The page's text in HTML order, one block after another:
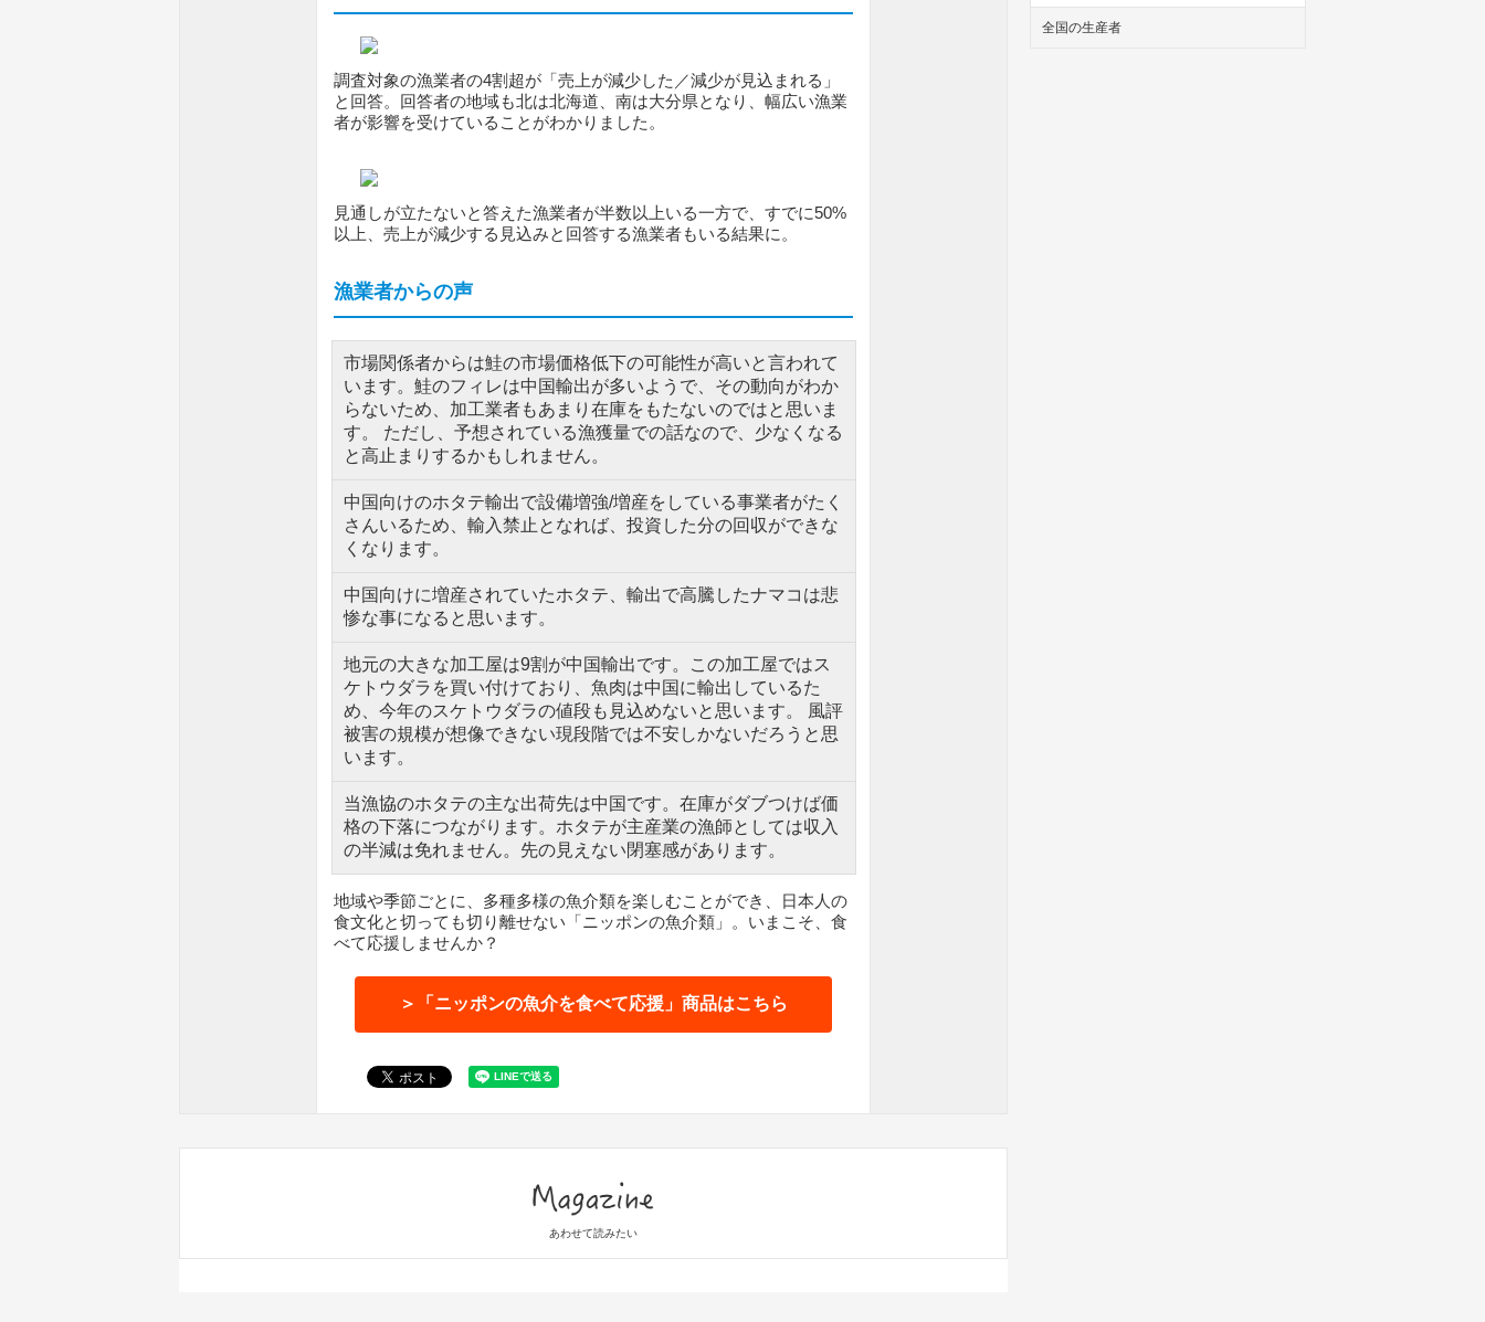
調査対象の漁業者の4割超が「売上が減少した／減少が見込まれる」
と回答。回答者の地域も北は北海道、南は大分県となり、幅広い漁業
者が影響を受けていることがわかりました。
見通しが立たないと答えた漁業者が半数以上いる一方で、すでに50%
以上、売上が減少する見込みと回答する漁業者もいる結果に。
漁業者からの声
市場関係者からは鮭の市場価格低下の可能性が高いと言われて
います。鮭のフィレは中国輸出が多いようで、その動向がわか
らないため、加工業者もあまり在庫をもたないのではと思いま
す。 ただし、予想されている漁獲量での話なので、少なくなる
と高止まりするかもしれません。
中国向けのホタテ輸出で設備増強/増産をしている事業者がたく
さんいるため、輸入禁止となれば、投資した分の回収ができな
くなります。
中国向けに増産されていたホタテ、輸出で高騰したナマコは悲
惨な事になると思います。
地元の大きな加工屋は9割が中国輸出です。この加工屋ではス
ケトウダラを買い付けており、魚肉は中国に輸出しているた
め、今年のスケトウダラの値段も見込めないと思います。 風評
被害の規模が想像できない現段階では不安しかないだろうと思
います。
当漁協のホタテの主な出荷先は中国です。在庫がダブつけば価
格の下落につながります。ホタテが主産業の漁師としては収入
の半減は免れません。先の見えない閉塞感があります。
地域や季節ごとに、多種多様の魚介類を楽しむことができ、日本人の
食文化と切っても切り離せない「ニッポンの魚介類」。いまこそ、食
べて応援しませんか？
＞「ニッポンの魚介を食べて応援」商品はこちら
あわせて読みたい
全国の生産者